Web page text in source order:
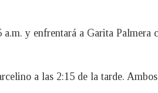
y enfrentará a Garita
a las 2:15 de la tarde.